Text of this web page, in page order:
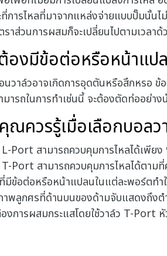
การไหลที่มาจากแหล่งจ่ายแบบปั๊มนั้นไ
ราส่วนการผสมก็จะเปลี่ยนไปตามเวล
องมีข้อต่อหรือหน้าแป
นวาล์วอาจเกิดการอุดตันหรือสึกหรอ
มารถในการทำเช่นนี้ จะต้องตัดท่ออย่
ณควรรู้เมื่อเลือกบอลว
L-Port สามารถควบคุมการไหลได้เพีย
T-Port สามารถควบคุมการไหลได้ตา
มีข้อต่อหรือหน้าแปลนในแต่ละพอร์ตทำ
พลูกศรที่ด้านบนของด้ามจับแสดงถึงต
งการผสมกระแสโดยใช้วาล์ว T-Port